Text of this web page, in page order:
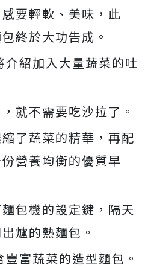
要輕軟、美味，此
終於大功告成。
紹加入大量蔬菜的吐
就不需要吃沙拉了。
了蔬菜的精華，再配
營養均衡的優質早
包機的設定鍵，隔天
爐的熱麵包。
富蔬菜的造型麵包。